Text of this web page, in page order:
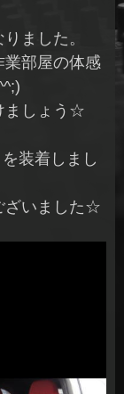
ました。
部屋の体感
ましょう☆
装着しまし
ざいました☆